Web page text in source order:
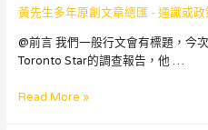
B，
前
規
妥
黃先生多年原創文章總匯 - 通識或政
@前言 我們一般行文會有標題，今
Toronto Star的調查報告，他 …
Rights
Read More »